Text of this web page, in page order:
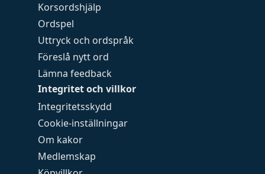
Korsordshjälp
Ordspel
Uttryck och ordspråk
Föreslå nytt ord
Lämna feedback
Integritet och villkor
Integritetsskydd
Cookie-inställningar
Om kakor
Medlemskap